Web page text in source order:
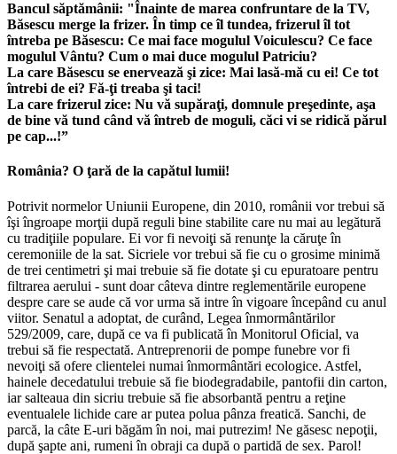
Bancul săptămânii: "Înainte de marea confruntare de la TV,
Băsescu merge la frizer. În timp ce îl tundea, frizerul îl tot
întreba pe Băsescu: Ce mai face mogulul Voiculescu? Ce face
mogulul Vântu? Cum o mai duce mogulul Patriciu?
La care Băsescu se enervează şi zice: Mai lasă-mă cu ei! Ce tot
întrebi de ei? Fă-ţi treaba şi taci!
La care frizerul zice: Nu vă supăraţi, domnule preşedinte, aşa
de bine vă tund când vă întreb de moguli, căci vi se ridică părul
pe cap...!”
România? O ţară de la capătul lumii!
Potrivit normelor Uniunii Europene, din 2010, românii vor trebui să
îşi îngroape morţii după reguli bine stabilite care nu mai au legătură
cu tradiţiile populare. Ei vor fi nevoiţi să renunţe la căruţe în
ceremoniile de la sat. Sicriele vor trebui să fie cu o grosime minimă
de trei centimetri şi mai trebuie să fie dotate şi cu epuratoare pentru
filtrarea aerului - sunt doar câteva dintre reglementările europene
despre care se aude că vor urma să intre în vigoare începând cu anul
viitor. Senatul a adoptat, de curând, Legea înmormântărilor
529/2009, care, după ce va fi publicată în Monitorul Oficial, va
trebui să fie respectată. Antreprenorii de pompe funebre vor fi
nevoiţi să ofere clientelei numai înmormântări ecologice. Astfel,
hainele decedatului trebuie să fie biodegradabile, pantofii din carton,
iar salteaua din sicriu trebuie să fie absorbantă pentru a reţine
eventualele lichide care ar putea polua pânza freatică. Sanchi, de
parcă, la câte E-uri băgăm în noi, mai putrezim! Ne găsesc nepoţii,
după şapte ani, rumeni în obraji ca după o partidă de sex. Parol!